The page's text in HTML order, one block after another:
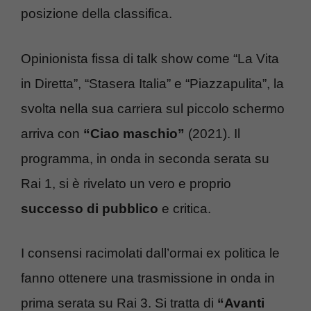
posizione della classifica.
Opinionista fissa di talk show come “La Vita
in Diretta”, “Stasera Italia” e “Piazzapulita”, la
svolta nella sua carriera sul piccolo schermo
arriva con “Ciao maschio” (2021). Il
programma, in onda in seconda serata su
Rai 1, si è rivelato un vero e proprio
successo di pubblico e critica.
I consensi racimolati dall’ormai ex politica le
fanno ottenere una trasmissione in onda in
prima serata su Rai 3. Si tratta di “Avanti